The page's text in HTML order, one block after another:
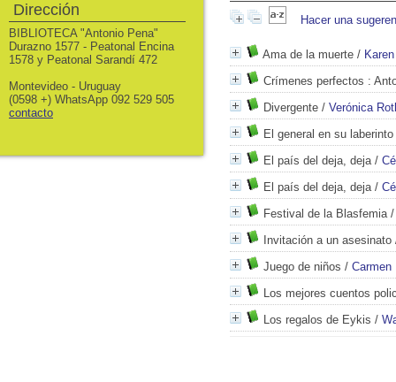
Hacer una
Ama de la muerte /
Crímenes perfectos :
Divergente / Verónica
El general en su laberinto
El país del deja, deja/
El país del deja, deja/
Festival de la Blasfemia
Invitación a un asesinato
Juego de niños / Carmen
Los mejores cuentos
Los regalos de Eykis /
Dirección
BIBLIOTECA "Antonio Pena"
Durazno 1577 - Peatonal Encina
1578 y Peatonal Sarandí 472
Montevideo - Uruguay
(0598 +) WhatsApp 092 529 505
contacto